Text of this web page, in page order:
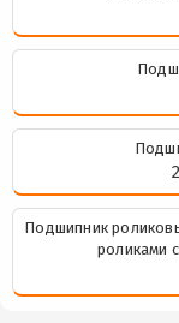
Подшипник
роликами